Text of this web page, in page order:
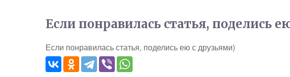
Если понравилась статья, поделись
Если понравилась статья, поделись ею с друзьями)